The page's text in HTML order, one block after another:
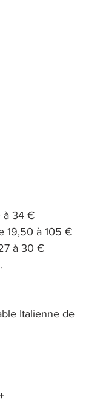
à 34 €
19,50 à 105 €
à 30 €
Italienne de